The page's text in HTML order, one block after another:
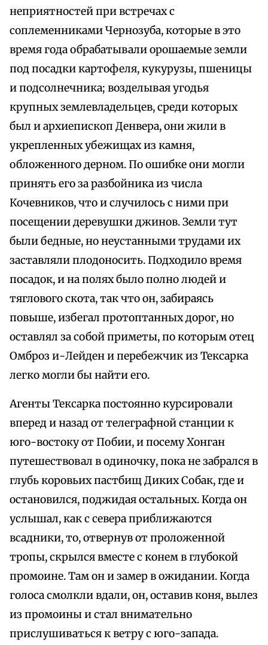
неприятностей при встречах с
соплеменниками Чернозуба, которые в это
время года обрабатывали орошаемые земли
под посадки картофеля, кукурузы, пшеницы
и подсолнечника; возделывая угодья
крупных землевладельцев, среди которых
был и архиепископ Денвера, они жили в
укрепленных убежищах из камня,
обложенного дерном. По ошибке они могли
принять его за разбойника из числа
Кочевников, что и случилось с ними при
посещении деревушки джинов. Земли тут
были бедные, но неустанными трудами их
заставляли плодоносить. Подходило время
посадок, и на полях было полно людей и
тяглового скота, так что он, забираясь
повыше, избегал протоптанных дорог, но
оставлял за собой приметы, по которым отец
Омброз и-Лейден и перебежчик из Тексарка
легко могли бы найти его.
Агенты Тексарка постоянно курсировали
вперед и назад от телеграфной станции к
юго-востоку от Побии, и посему Хонган
путешествовал в одиночку, пока не забрался в
глубь коровьих пастбищ Диких Собак, где и
остановился, поджидая остальных. Когда он
услышал, как с севера приближаются
всадники, то, отвернув от проложенной
тропы, скрылся вместе с конем в глубокой
промоине. Там он и замер в ожидании. Когда
голоса смолкли вдали, он, оставив коня, вылез
из промоины и стал внимательно
прислушиваться к ветру с юго-запада.